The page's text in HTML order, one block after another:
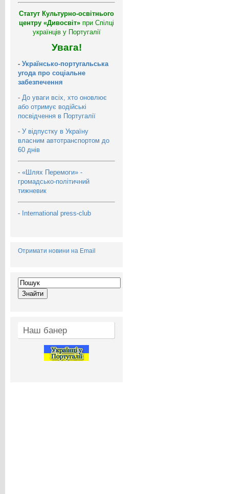
Статут Культурно-освітнього
центру «Дивосвіт» при Спілці
українців у Португалії
Увага!
- Українсько-португальська
угода про соціальне
забезпечення
- До уваги всіх, хто оновлює
або отримує водійські
посвідчення в Португалії
- У відпустку в Україну
власним автотранспортом до
60 днів
- «Шлях Перемоги» -
громадсько-політичний
тижневик
- International press-club
Отримати новини на Email
Наш банер